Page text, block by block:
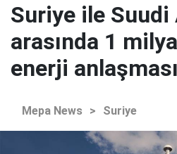
Suriye ile
arasında 1
enerji anlaşması
Mepa News > Suriye